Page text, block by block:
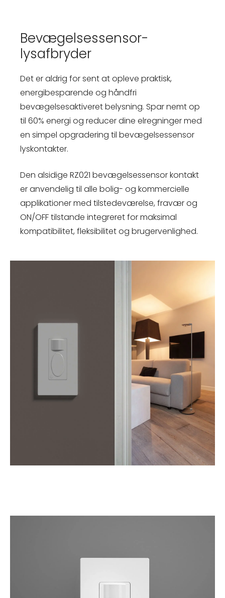
Bevægelsessensor-
lysafbryder
Det er aldrig for sent at opleve praktisk,
energibesparende og håndfri
bevægelsesaktiveret belysning. Spar nemt op
til 60% energi og reducer dine elregninger med
en simpel opgradering til bevægelsessensor
lyskontakter.
Den alsidige RZ021 bevægelsessensor kontakt
er anvendelig til alle bolig- og kommercielle
applikationer med tilstedeværelse, fravær og
ON/OFF tilstande integreret for maksimal
kompatibilitet, fleksibilitet og brugervenlighed.